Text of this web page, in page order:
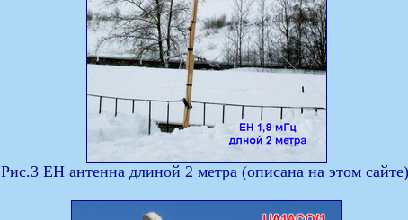
Рис.3 ЕН антенна длиной 2 метра (описана на этом